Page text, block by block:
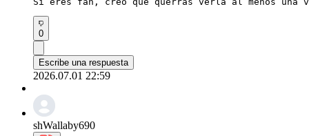
0
Escribe una respuesta
2026.07.01 22:59
shWallaby690